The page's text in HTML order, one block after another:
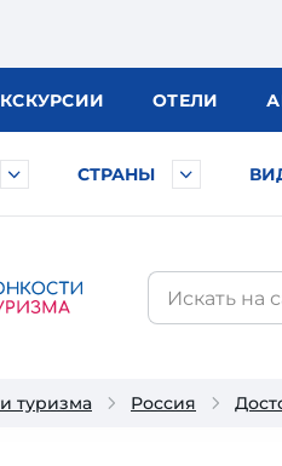
ОТЕЛИ
СТРАНЫ
туризма Россия